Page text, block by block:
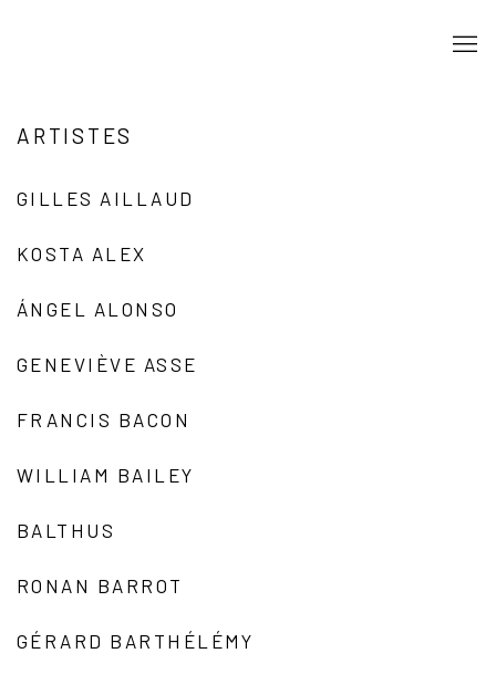
ARTISTES
GILLES AILLAUD
KOSTA ALEX
ÁNGEL ALONSO
GENEVIÈVE ASSE
FRANCIS BACON
WILLIAM BAILEY
BALTHUS
RONAN BARROT
GÉRARD BARTHÉLÉMY